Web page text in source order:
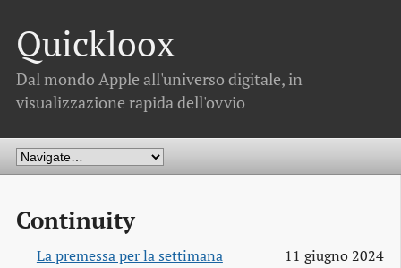
Quickloox
Dal mondo Apple all'universo digitale, in
visualizzazione rapida dell'ovvio
Continuity
La premessa per la settimana
11 giugno 2024